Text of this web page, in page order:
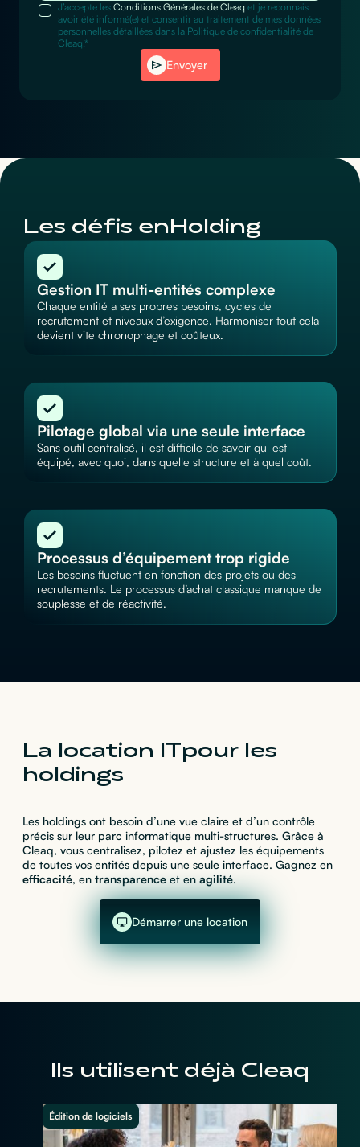
J’accepte les Conditions Générales de Cleaq et je reconnais
avoir été informé(e) et consentir au traitement de mes données
personnelles détaillées dans la Politique de confidentialité de
Cleaq.*
Envoyer
Les défis enHolding
Gestion IT multi-entités complexe
Chaque entité a ses propres besoins, cycles de
recrutement et niveaux d’exigence. Harmoniser tout cela
devient vite chronophage et coûteux.
Pilotage global via une seule interface
Sans outil centralisé, il est difficile de savoir qui est
équipé, avec quoi, dans quelle structure et à quel coût.
Processus d’équipement trop rigide
Les besoins fluctuent en fonction des projets ou des
recrutements. Le processus d’achat classique manque de
souplesse et de réactivité.
La location IT pour les
holdings
Les holdings ont besoin d’une vue claire et d’un contrôle
précis sur leur parc informatique multi-structures. Grâce à
Cleaq, vous centralisez, pilotez et ajustez les équipements
de toutes vos entités depuis une seule interface. Gagnez en
efficacité, en transparenceet en agilité.
Démarrer une location
Ils utilisent déjà Cleaq
Édition de logiciels